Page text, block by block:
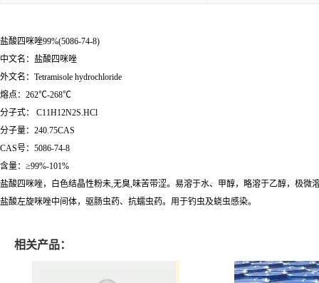
盐酸四咪唑99%(5086-74-8)
中文名：盐酸四咪唑
外文名：Tetramisole hydrochloride
熔点：262℃-268℃
分子式： C11H12N2S.HCl
分子量：240.75CAS
CAS号：5086-74-8
含量：≥99%-101%
盐酸四咪唑，白色结晶性粉未,无臭,味苦带涩。易溶于水、甲醇，略溶于乙醇，极微
盐酸左旋咪唑中间体，驱肠虫药、抗蠕虫药。用于钓虫及蛲虫感染。
相关产品：